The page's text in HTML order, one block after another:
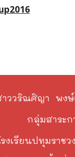
าววริณศิญา พงษ์
กลุ่มสาระก
งเรียนปทุมราช